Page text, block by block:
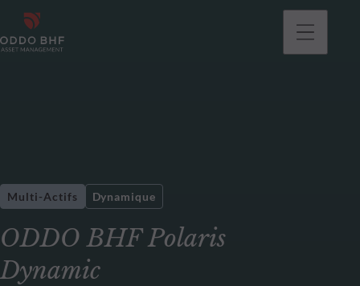
ODDO BHF Polaris
Dynamic
Multi-Actifs Dynamique